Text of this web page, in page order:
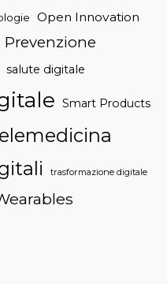
Open Innovation
Prevenzione
salute digitale
Smart Products
trasformazione digitale